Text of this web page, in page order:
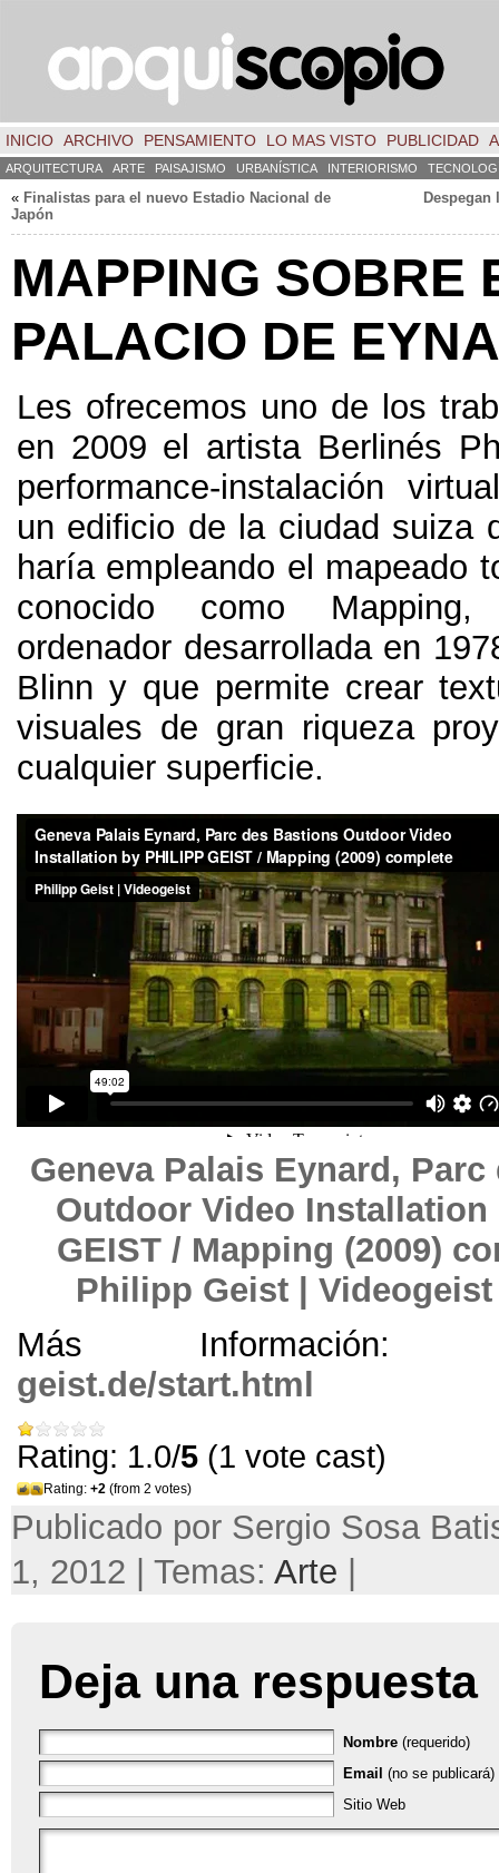
INICIO ARCHIVO PENSAMIENTO LO MAS VISTO PUBLICIDAD
ARQUITECTURA ARTE PAISAJISMO URBANÍSTICA INTERIORISMO
« Finalistas para el nuevo Estadio Nacional de
Japón
Despegan
MAPPING SOBRE
PALACIO DE
Les ofrecemos uno de los
en 2009 el artista Berlinés
performance-instalación
un edificio de la ciudad suiza
haría empleando el mapeado
conocido como
ordenador desarrollada en
Blinn y que permite crear
visuales de gran riqueza
cualquier superficie.
Geneva Palais Eynard,
Outdoor Video Installation
GEIST / Mapping (2009)
Philipp Geist | Videogeist
Más
geist.de/start.html
Rating: 1.0/5 (1 vote cast)
Rating: +2 (from 2 votes)
Publicado por Sergio Sosa
1, 2012 | Temas: Arte
Deja una respuesta
Nombre (requerido)
Email (no se publicará)
Sitio Web